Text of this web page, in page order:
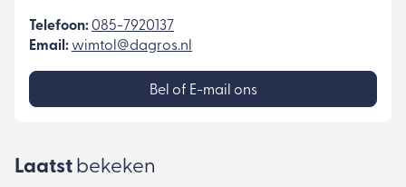
Bel of E-mail ons
Telefoon:085-7920137
Email:wimtol@dagros.nl
Laatst bekeken